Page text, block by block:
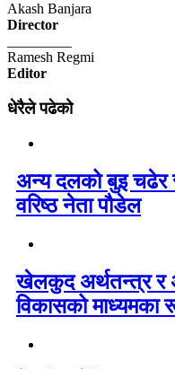
Akash Banjara
Director
Ramesh Regmi
Editor
धेरैले पढेको
अन्य दलको बुइ चढेर
वरिष्ठ नेता पौडेल
खेलकुद अर्थतन्त्र र
विकासको माध्यमका